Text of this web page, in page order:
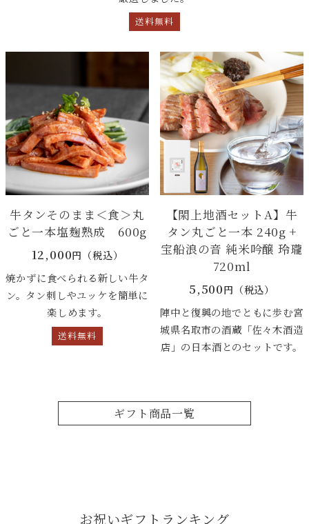
送料無料
牛タンそのまま＜食＞丸
ごと一本塩麹熟成 600g
12,000円（税込）
焼かずに食べられる新しい牛タ
ン。タン刺しやユッケを簡単に
楽しめます。
送料無料
【閖上地酒セットA】牛
タン丸ごと一本 240g +
宝船浪の音 純米吟醸 玲瓏
720ml
5,500円（税込）
陣中と復興の地でともに歩む宮
城県名取市の酒蔵「佐々木酒造
店」の日本酒とのセットです。
ギフト商品一覧
お祝いギフトランキング